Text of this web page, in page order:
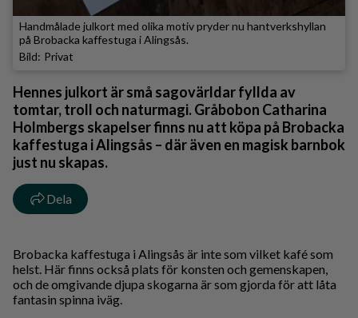
Handmålade julkort med olika motiv pryder nu hantverkshyllan
på Brobacka kaffestuga i Alingsås.
Privat
Hennes julkort är små sagovärldar fyllda av
tomtar, troll och naturmagi. Gråbobon Catharina
Holmbergs skapelser finns nu att köpa på Brobacka
kaffestuga i Alingsås – där även en magisk barnbok
just nu skapas.
Dela
Brobacka kaffestuga i Alingsås är inte som vilket kafé som
helst. Här finns också plats för konsten och gemenskapen,
och de omgivande djupa skogarna är som gjorda för att låta
fantasin spinna iväg.